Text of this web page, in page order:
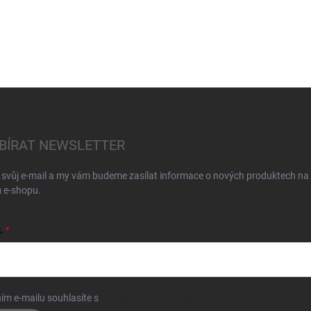
NEWSLETTER
e-mail a my vám budeme zasílat informace o nových produktech na
e-shopu.
e-mailu souhlasíte s